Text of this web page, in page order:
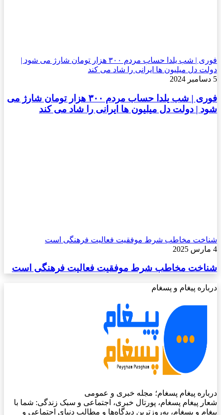
فوری | شب یلدا حساب مردم ۳۰۰ هزار تومان شارژ می شود |
دولت دل میلیون ها ایرانی را شاد می کند
5 دسامبر 2024
فوری | شب یلدا حساب مردم ۳۰۰ هزار تومان شارژ می
شود | دولت دل میلیون ها ایرانی را شاد می کند
شناخت مخاطب شرط موفقیت فعالیت فرهنگی است
4 مارس 2025
شناخت مخاطب شرط موفقیت فعالیت فرهنگی است
درباره پیغام و پسغام
درباره پیغام پسغام؛ مجله خبری و عمومی
شعار پیغام پسغام، پورتال خبری، اجتماعی و سبک زندگی: شما با
پیغام و پسغام، به‌روزترین دیدگاه‌ها و مطالب دنیای اجتماعی و